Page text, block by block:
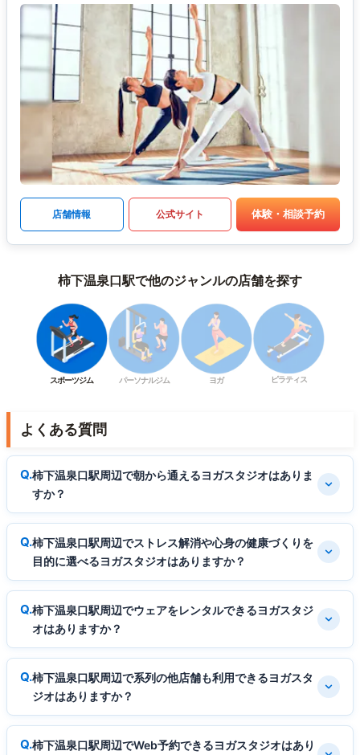
店舗情報 公式サイト 体験・相談予約
柿下温泉口駅で他のジャンルの店舗を探す
スポーツジム パーソナルジム ヨガ ピラティス
よくある質問
柿下温泉口駅周辺で朝から通えるヨガスタジオはありま
すか？
柿下温泉口駅周辺でストレス解消や心身の健康づくりを
目的に選べるヨガスタジオはありますか？
柿下温泉口駅周辺でウェアをレンタルできるヨガスタジ
オはありますか？
柿下温泉口駅周辺で系列の他店舗も利用できるヨガスタ
ジオはありますか？
柿下温泉口駅周辺でWeb予約できるヨガスタジオはあり